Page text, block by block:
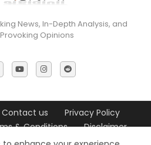
News, In-Depth Analysis, and
Opinions
Contact us
Privacy Policy
& Conditions Disclaimer